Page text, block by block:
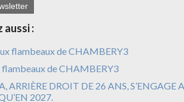
aussi :
flambeaux de CHAMBERY3